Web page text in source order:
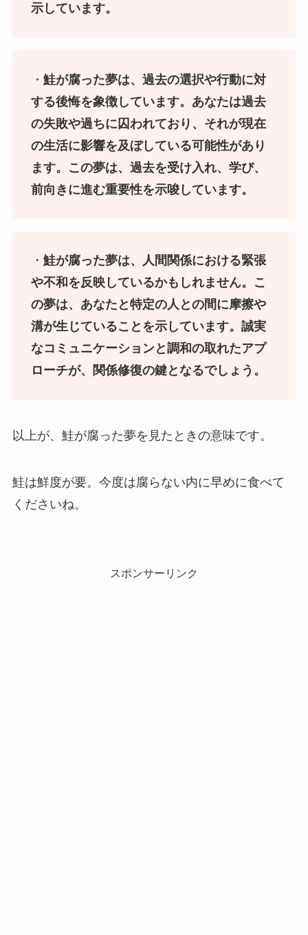
示しています。
・ 鮭が腐った夢は、過去の選択や行動に対
する後悔を象徴しています。あなたは過去
の失敗や過ちに囚われており、それが現在
の生活に影響を及ぼしている可能性があり
ます。この夢は、過去を受け入れ、学び、
前向きに進む重要性を示唆しています。
・ 鮭が腐った夢は、人間関係における緊張
や不和を反映しているかもしれません。こ
の夢は、あなたと特定の人との間に摩擦や
溝が生じていることを示しています。誠実
なコミュニケーションと調和の取れたアプ
ローチが、関係修復の鍵となるでしょう。
以上が、鮭が腐った夢を見たときの意味です。
鮭は鮮度が要。今度は腐らない内に早めに食べて
くださいね。
スポンサーリンク